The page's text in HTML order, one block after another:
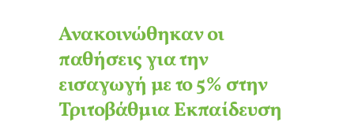
Ανακοινώθηκαν οι
παθήσεις για την
εισαγωγή με το 5% στην
Τριτοβάθμια Εκπαίδευση